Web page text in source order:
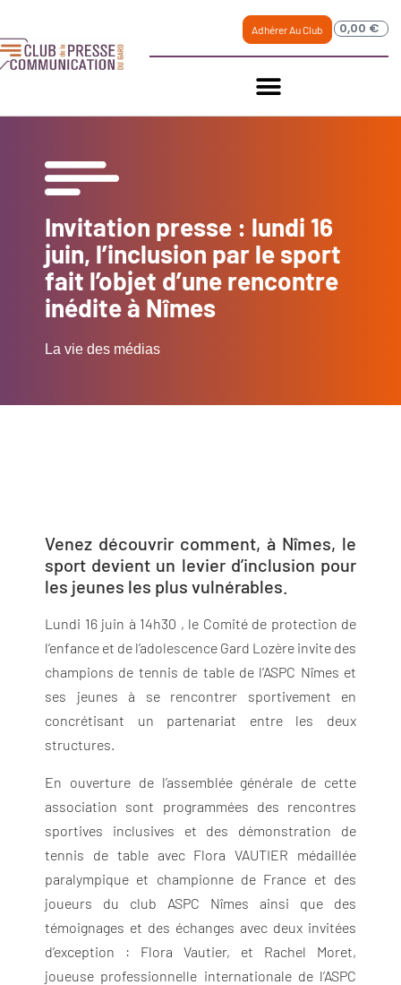
Adhérer Au Club 0,00 €
Invitation presse : lundi 16
juin, l’inclusion par le sport
fait l’objet d’une rencontre
inédite à Nîmes
La vie des médias
Venez découvrir comment, à Nîmes, le
sport devient un levier d’inclusion pour
les jeunes les plus vulnérables.
Lundi 16 juin à 14h30 , le Comité de protection de
l’enfance et de l’adolescence Gard Lozère invite des
champions de tennis de table de l’ASPC Nîmes et
ses jeunes à se rencontrer sportivement en
concrétisant un partenariat entre les deux
structures.
En ouverture de l’assemblée générale de cette
association sont programmées des rencontres
sportives inclusives et des démonstration de
tennis de table avec Flora VAUTIER médaillée
paralympique et championne de France et des
joueurs du club ASPC Nîmes ainsi que des
témoignages et des échanges avec deux invitées
d’exception : Flora Vautier, et Rachel Moret,
joueuse professionnelle internationale de l’ASPC